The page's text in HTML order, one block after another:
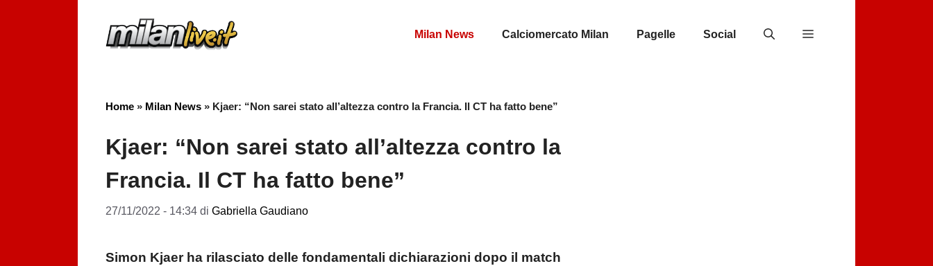
Milan News Calciomercato Milan Pagelle Social
Home » Milan News » Kjaer: “Non sarei stato all’altezza contro la Francia. Il CT ha fatto bene”
Kjaer: “Non sarei stato all’altezza contro la
Francia. Il CT ha fatto bene”
27/11/2022 - 14:34 di Gabriella Gaudiano
Simon Kjaer ha rilasciato delle fondamentali dichiarazioni dopo il match